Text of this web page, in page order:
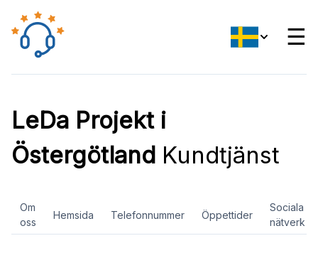
☰
LeDa Projekt i
Östergötland Kundtjänst
Om
oss
Hemsida Telefonnummer Öppettider
Sociala
nätverk